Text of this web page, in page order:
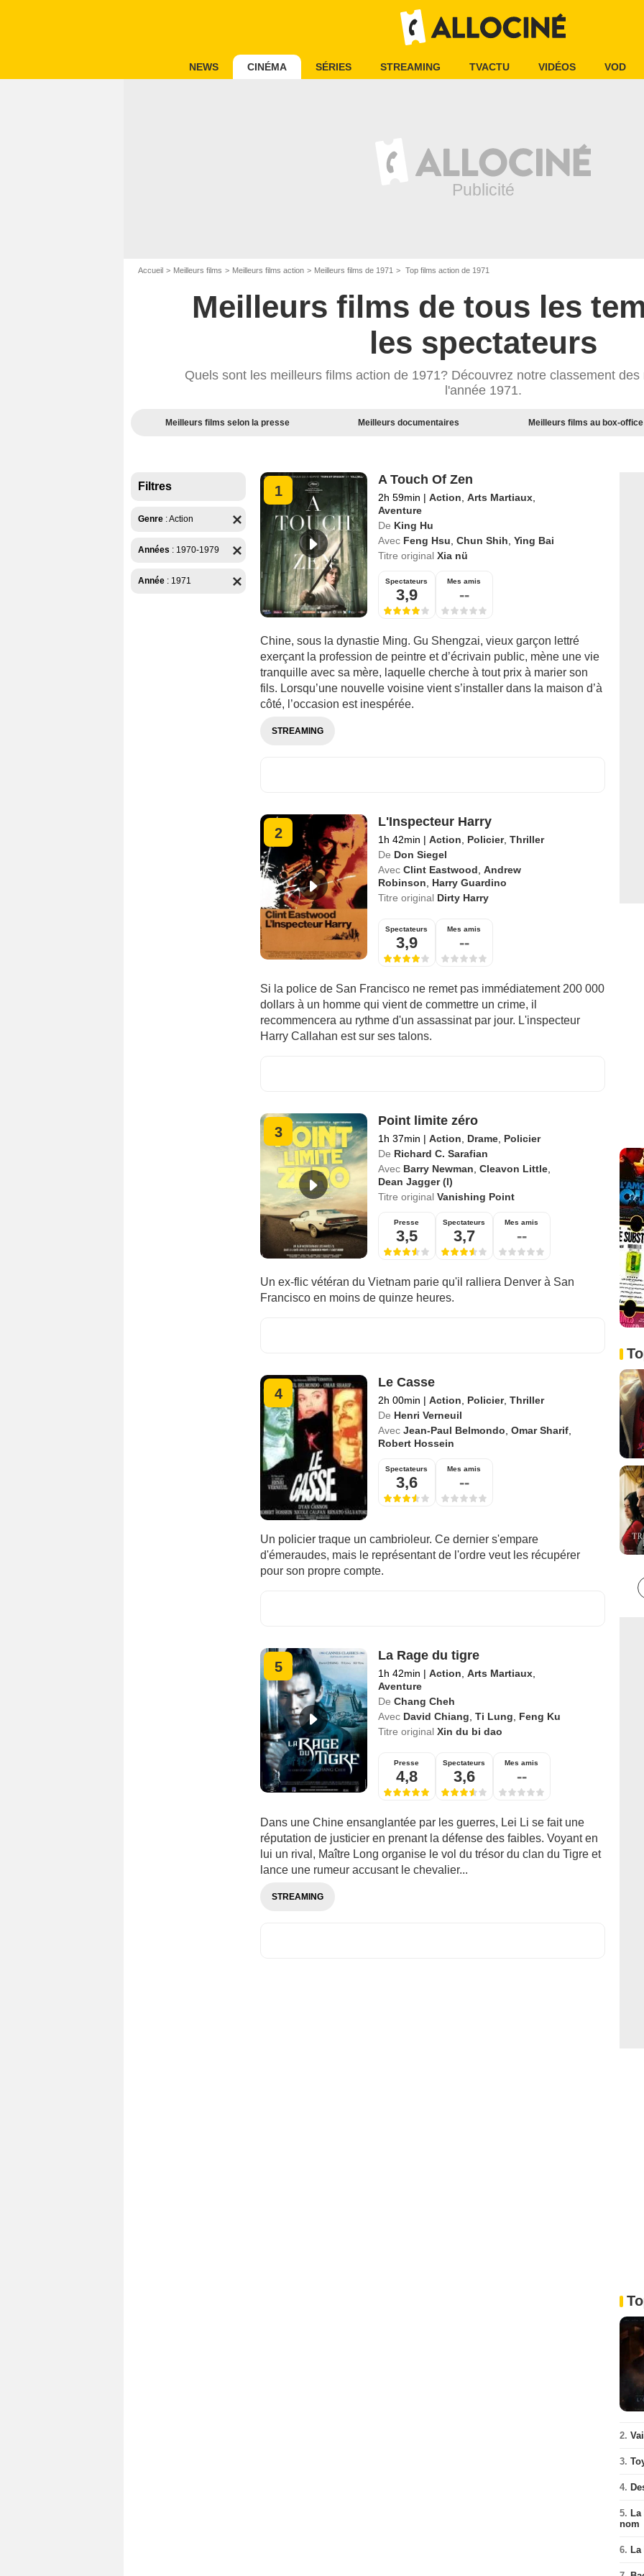
NEWS CINÉMA SÉRIES STREAMING TVACTU VIDÉOS VOD
Accueil Meilleurs films Meilleurs films action Meilleurs films de 1971 Top films action de 1971
Meilleurs films de tous les
les spectateurs
Quels sont les meilleurs films action de 1971? Découvrez notre classement
l'année 1971.
Meilleurs films selon la presse Meilleurs documentaires Meilleurs films au box-office
Filtres
Genre :Action
Années : 1970-1979
Année : 1971
1
A Touch Of Zen
2h 59min | Action Arts Martiaux,
Aventure
De King Hu
Avec Feng Hsu Chun Shih Ying Bai
Titre original Xia nü
Spectateurs
3,9
Mes amis
--
Chine, sous la dynastie Ming. Gu Shengzai, vieux garçon lettré
exerçant la profession de peintre et d’écrivain public, mène une vie
tranquille avec sa mère, laquelle cherche à tout prix à marier son
fils. Lorsqu’une nouvelle voisine vient s’installer dans la maison d’à
côté, l’occasion est inespérée.
STREAMING
2
L'Inspecteur Harry
1h 42min | Action Policier, Thriller
De Don Siegel
Avec Clint Eastwood Andrew
Robinson
Harry Guardino
Titre original Dirty Harry
Spectateurs
3,9
Mes amis
--
Si la police de San Francisco ne remet pas immédiatement 200 000
dollars à un homme qui vient de commettre un crime, il
recommencera au rythme d'un assassinat par jour. L'inspecteur
Harry Callahan est sur ses talons.
3
Point limite zéro
1h 37min | Action Drame, Policier
De Richard C. Sarafian
Avec Barry Newman Cleavon Little,
Dean Jagger (I)
Titre original Vanishing Point
Presse
3,5
Spectateurs
3,7
Mes amis
--
Un ex-flic vétéran du Vietnam parie qu'il ralliera Denver à San
Francisco en moins de quinze heures.
4
Le Casse
2h 00min | Action Policier, Thriller
De Henri Verneuil
Avec Jean-Paul Belmondo Omar Sharif,
Robert Hossein
Spectateurs
3,6
Mes amis
--
Un policier traque un cambrioleur. Ce dernier s'empare
d'émeraudes, mais le représentant de l'ordre veut les récupérer
pour son propre compte.
5
La Rage du tigre
1h 42min | Action Arts Martiaux,
Aventure
De Chang Cheh
Avec David Chiang Ti Lung
Feng Ku
Titre original Xin du bi dao
Presse
4,8
Spectateurs
3,6
Mes amis
--
Dans une Chine ensanglantée par les guerres, Lei Li se fait une
réputation de justicier en prenant la défense des faibles. Voyant en
lui un rival, Maître Long organise le vol du trésor du clan du Tigre et
lance une rumeur accusant le chevalier...
STREAMING
2.
3.
4.
5.
nom
6.